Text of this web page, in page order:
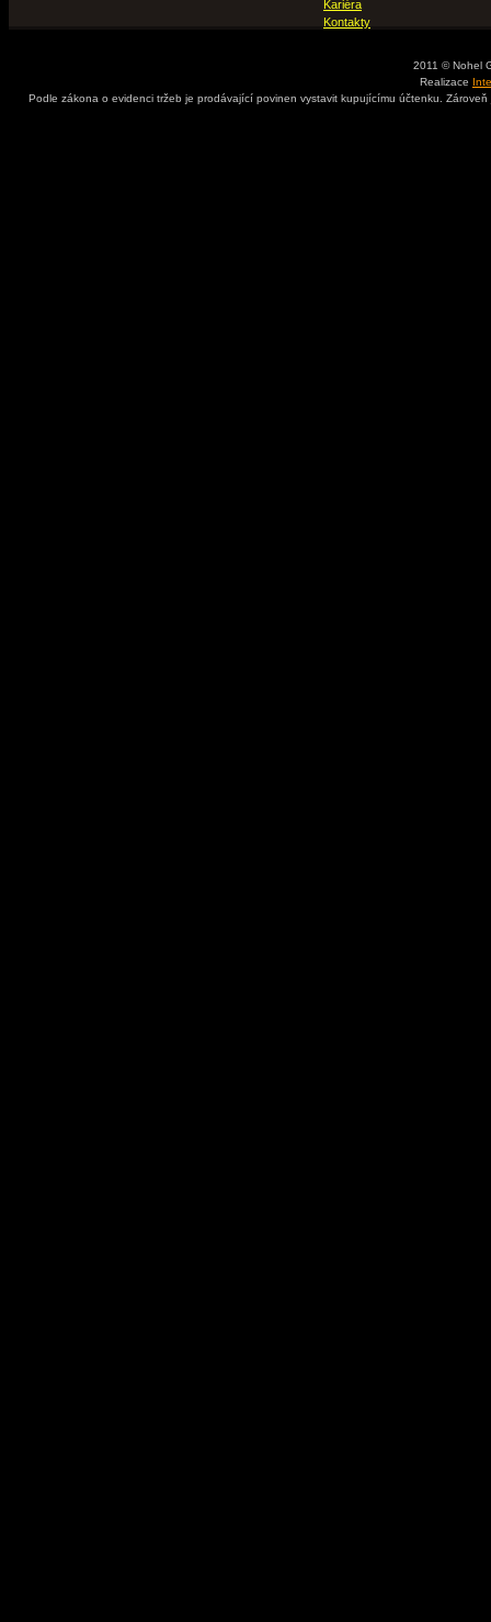
Kariéra
Kontakty
2011 © Nohel
Realizace
Podle zákona o evidenci tržeb je prodávající povinen vystavit kupujícímu účtenku.